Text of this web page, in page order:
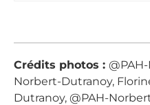
Crédits photos :
Norbert-Dutranoy,
Dutranoy, @PAH-